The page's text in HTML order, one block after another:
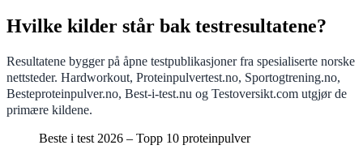
Hvilke kilder står bak testresultatene?
Resultatene bygger på åpne testpublikasjoner fra spesialiserte norske
nettsteder. Hardworkout, Proteinpulvertest.no, Sportogtrening.no,
Besteproteinpulver.no, Best-i-test.nu og Testoversikt.com utgjør de
primære kildene.
Beste i test 2026 – Topp 10 proteinpulver